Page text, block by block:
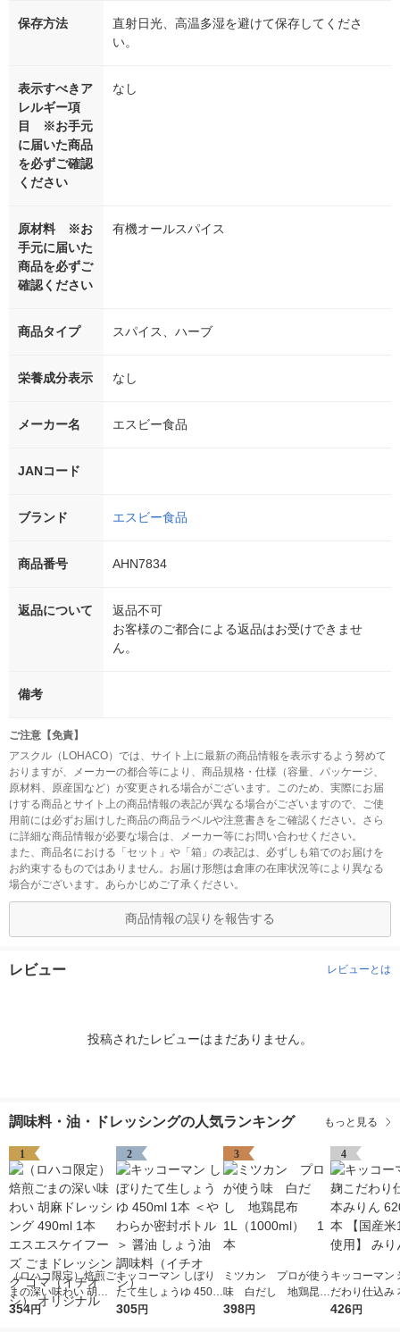
保存方法
直射日光、高温多湿を避けて保存してくださ
い。
表示すべきア
レルギー項
目 ※お手元
に届いた商品
を必ずご確認
ください
なし
原材料 ※お
手元に届いた
商品を必ずご
確認ください
有機オールスパイス
商品タイプ スパイス、ハーブ
栄養成分表示 なし
メーカー名 エスビー食品
JANコード
ブランド エスビー食品
商品番号 AHN7834
返品について
返品不可
お客様のご都合による返品はお受けできませ
ん。
備考
ご注意【免責】
アスクル（LOHACO）では、サイト上に最新の商品情報を表示するよう努めて
おりますが、メーカーの都合等により、商品規格・仕様（容量、パッケージ、
原材料、原産国など）が変更される場合がございます。このため、実際にお届
けする商品とサイト上の商品情報の表記が異なる場合がございますので、ご使
用前には必ずお届けした商品の商品ラベルや注意書きをご確認ください。さら
に詳細な商品情報が必要な場合は、メーカー等にお問い合わせください。
また、商品名における「セット」や「箱」の表記は、必ずしも箱でのお届けを
お約束するものではありません。お届け形態は倉庫の在庫状況等により異なる
場合がございます。あらかじめご了承ください。
商品情報の誤りを報告する
レビュー レビューとは
投稿されたレビューはまだありません。
調味料・油・ドレッシングの人気ランキング もっと見る
1
（ロハコ限定）焙煎ご
まの深い味わい 胡麻
ドレッシング 490ml 1
354円
2
キッコーマン しぼり
たて生しょうゆ 450m
l 1本 ＜やわらか密封
305円
3
ミツカン プロが使う
味 白だし 地鶏昆
布 1L（1000ml）
398円
4
キッコーマン
だわり仕込み
ん 620ml 1本
426円